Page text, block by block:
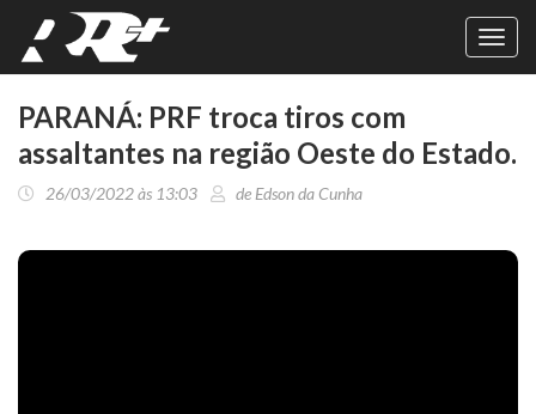
PARANÁ: PRF troca tiros com
assaltantes na região Oeste do Estado.
26/03/2022 às 13:03 de Edson da Cunha